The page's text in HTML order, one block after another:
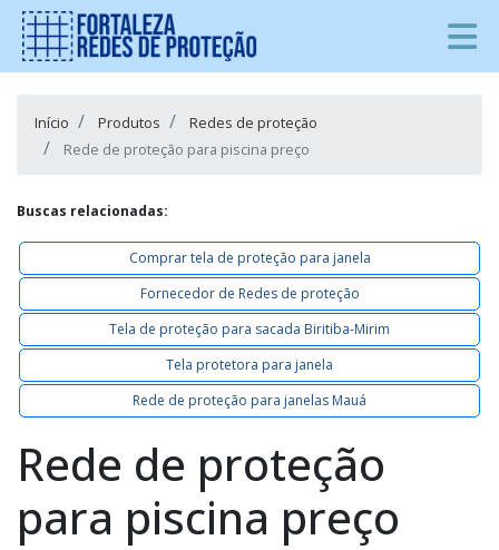
Início Produtos
Redes de proteção
Rede de proteção para piscina preço
Buscas relacionadas:
Comprar tela de proteção para janela
Fornecedor de Redes de proteção
Tela de proteção para sacada Biritiba-Mirim
Tela protetora para janela
Rede de proteção para janelas Mauá
Rede de proteção
para piscina preço